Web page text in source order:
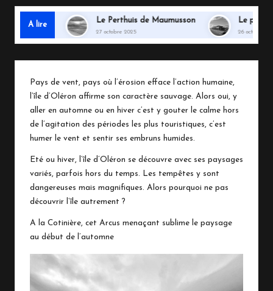
A lire
Gatseau Le Perthuis de Maumusson
27 octobre 2025
Le petit train
26 octobre 2025
Pays de vent, pays où l’érosion efface l’action humaine,
l’île d’Oléron affirme son caractère sauvage. Alors oui, y
aller en automne ou en hiver c’est y gouter le calme hors
de l’agitation des périodes les plus touristiques, c’est
humer le vent et sentir ses embruns humides.
Eté ou hiver, l’île d’Oléron se découvre avec ses paysages
variés, parfois hors du temps. Les tempêtes y sont
dangereuses mais magnifiques. Alors pourquoi ne pas
découvrir l’île autrement ?
A la Cotinière, cet Arcus menaçant sublime le paysage
au début de l’automne